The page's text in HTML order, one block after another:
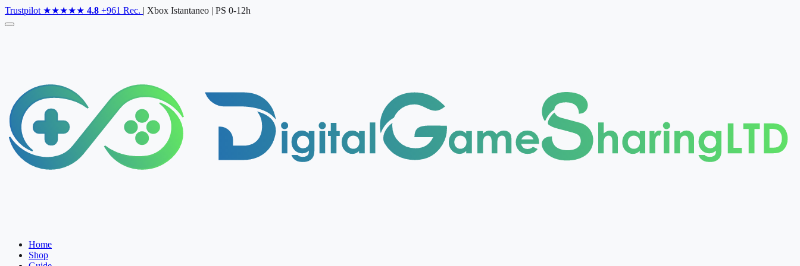
Skip
Trustpilot ★★★★★ 4.8 +961 Rec. | Xbox Istantaneo | PS 0-12h
Home
Shop